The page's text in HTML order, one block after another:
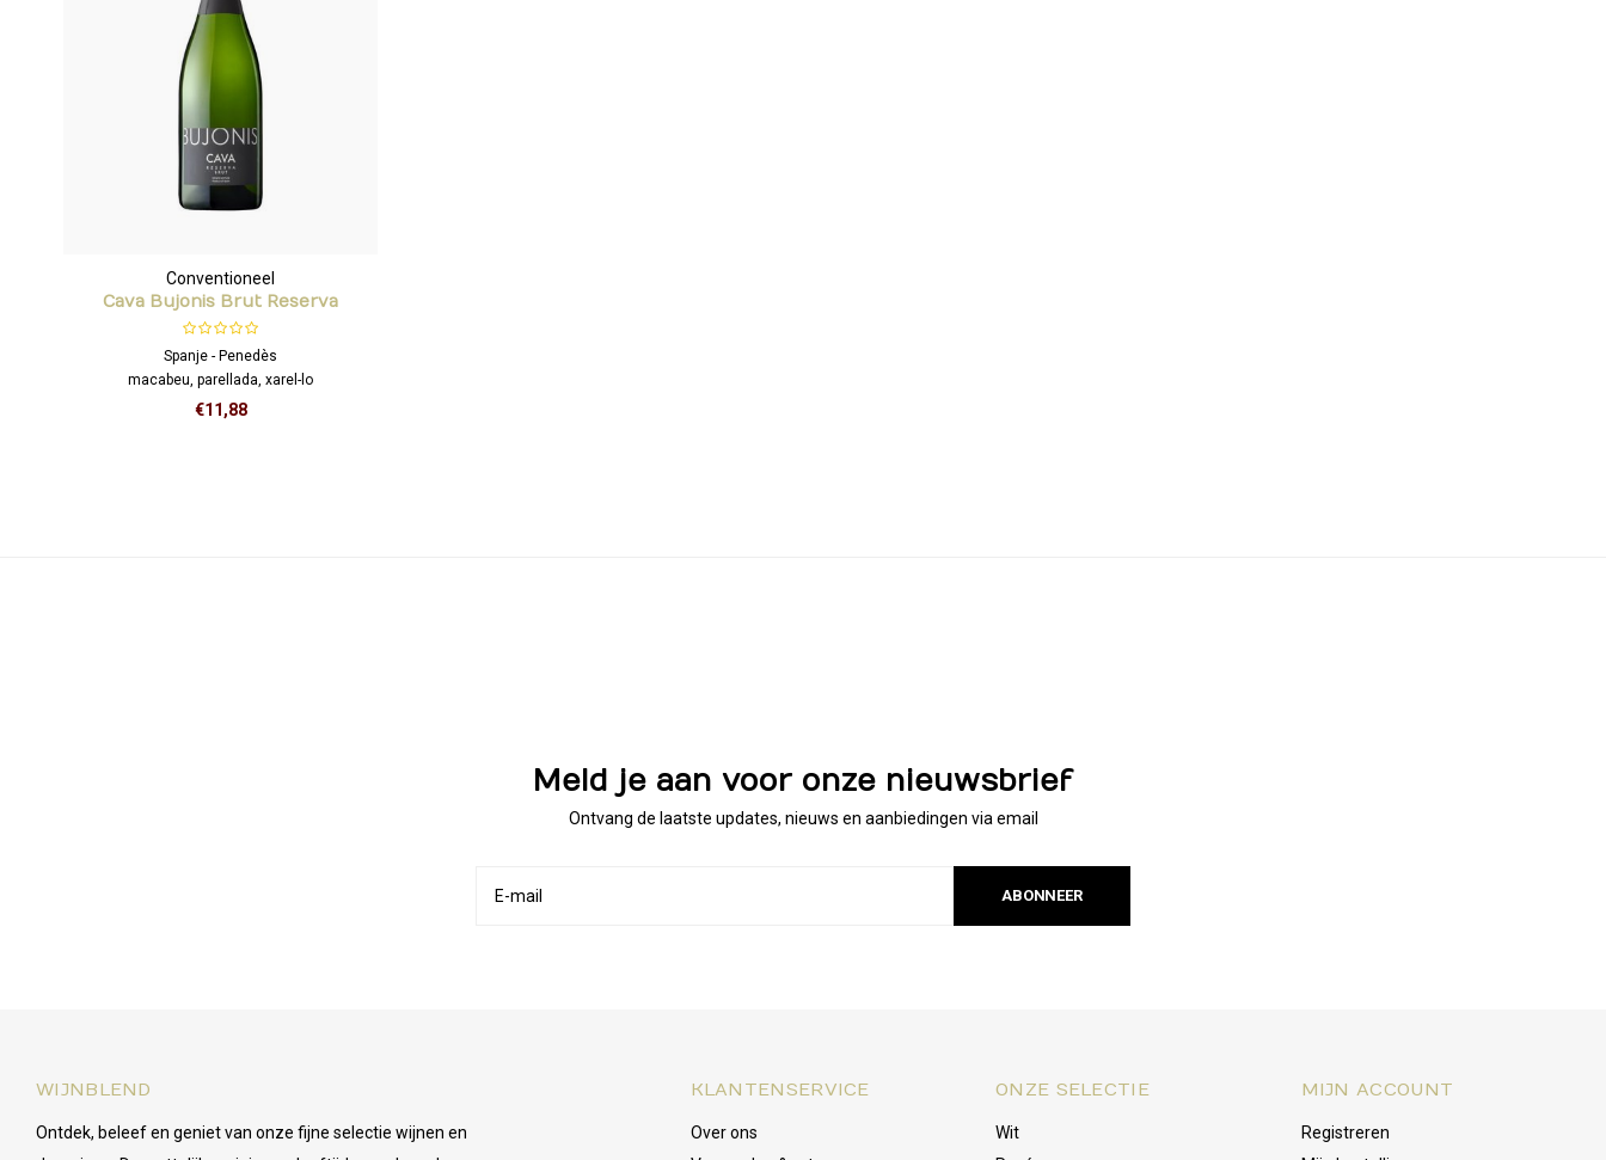
Conventioneel
Cava Bujonis Brut Reserva
Spanje - Penedès
macabeu, parellada, xarel-lo
€11,88
Meld je aan voor onze nieuwsbrief
Ontvang de laatste updates, nieuws en aanbiedingen via email
ABONNEER
WIJNBLEND
Ontdek, beleef en geniet van onze fijne selectie wijnen en
KLANTENSERVICE
Over ons
ONZE SELECTIE
Wit
MIJN ACCOUNT
Registreren